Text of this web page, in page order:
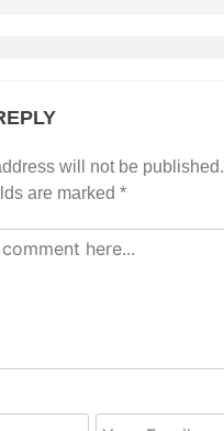
will not be published.
are marked *